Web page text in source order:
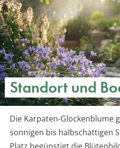
Standort und
Die Karpaten-Glockenblume
sonnigen bis halbschattigen